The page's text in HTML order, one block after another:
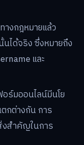
างกฎหมายแล้ว
ได้จริง ซึ่งหมายถึง
และ
ร์มออนไลน์มีนโย
กต่างกัน การ
งสำคัญในการ